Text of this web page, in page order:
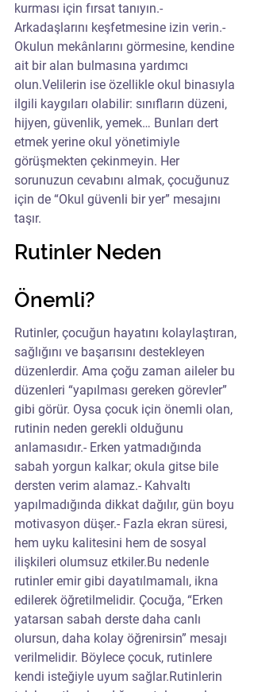
kurması için fırsat tanıyın.-
Arkadaşlarını keşfetmesine izin verin.-
Okulun mekânlarını görmesine, kendine
ait bir alan bulmasına yardımcı
olun.Velilerin ise özellikle okul binasıyla
ilgili kaygıları olabilir: sınıfların düzeni,
hijyen, güvenlik, yemek… Bunları dert
etmek yerine okul yönetimiyle
görüşmekten çekinmeyin. Her
sorunuzun cevabını almak, çocuğunuz
için de “Okul güvenli bir yer” mesajını
taşır.
Rutinler Neden
Önemli?
Rutinler, çocuğun hayatını kolaylaştıran,
sağlığını ve başarısını destekleyen
düzenlerdir. Ama çoğu zaman aileler bu
düzenleri “yapılması gereken görevler”
gibi görür. Oysa çocuk için önemli olan,
rutinin neden gerekli olduğunu
anlamasıdır.- Erken yatmadığında
sabah yorgun kalkar; okula gitse bile
dersten verim alamaz.- Kahvaltı
yapılmadığında dikkat dağılır, gün boyu
motivasyon düşer.- Fazla ekran süresi,
hem uyku kalitesini hem de sosyal
ilişkileri olumsuz etkiler.Bu nedenle
rutinler emir gibi dayatılmamalı, ikna
edilerek öğretilmelidir. Çocuğa, “Erken
yatarsan sabah derste daha canlı
olursun, daha kolay öğrenirsin” mesajı
verilmelidir. Böylece çocuk, rutinlere
kendi isteğiyle uyum sağlar.Rutinlerin